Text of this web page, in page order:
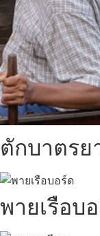
ตักบาตรย
พายเรือบ